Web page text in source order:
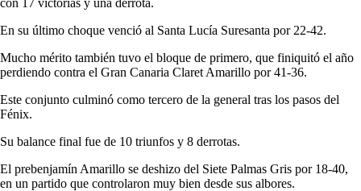
En su último choque venció al Santa Lucía Suresanta por 22-42.
Mucho mérito también tuvo el bloque de primero, que finiquitó el año
perdiendo contra el Gran Canaria Claret Amarillo por 41-36.
Este conjunto culminó como tercero de la general tras los pasos del
Fénix.
Su balance final fue de 10 triunfos y 8 derrotas.
El prebenjamín Amarillo se deshizo del Siete Palmas Gris por 18-40,
en un partido que controlaron muy bien desde sus albores.